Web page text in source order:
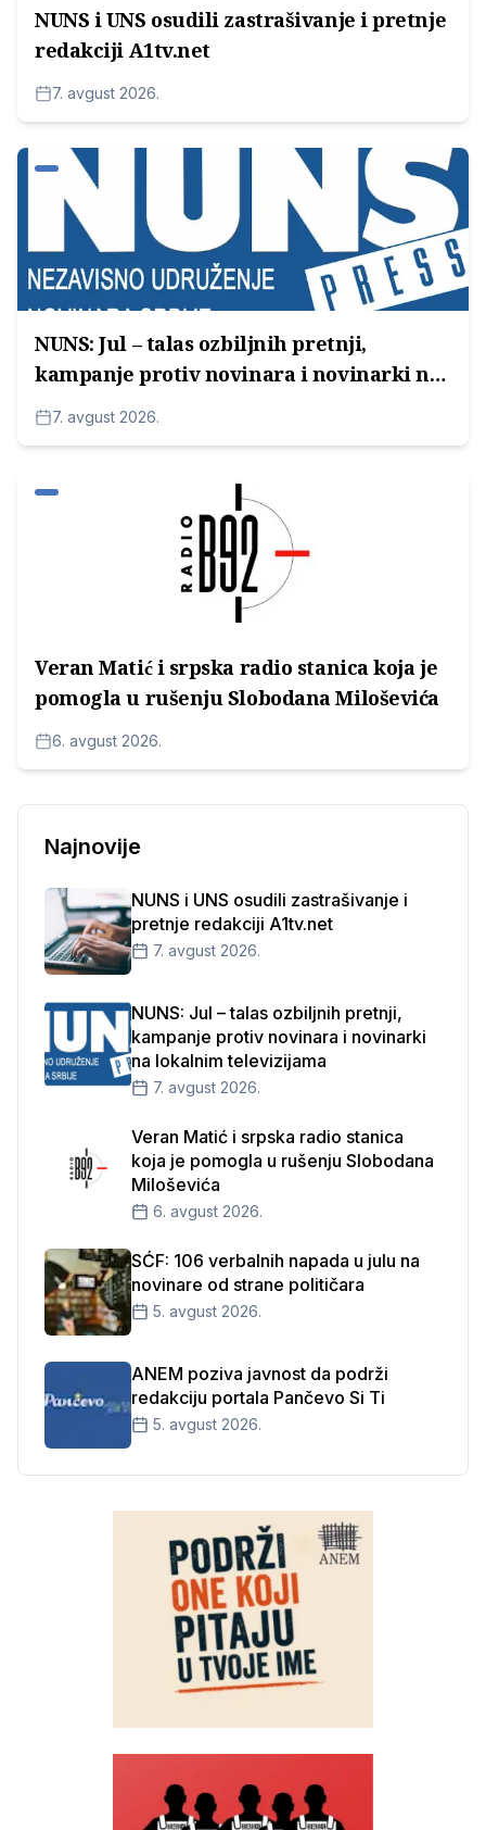
NUNS i UNS osudili zastrašivanje i pretnje
redakciji A1tv.net
7. avgust 2026.
NUNS: Jul – talas ozbiljnih pretnji,
kampanje protiv novinara i novinarki na
lokalnim televizijama
7. avgust 2026.
Veran Matić i srpska radio stanica koja je
pomogla u rušenju Slobodana Miloševića
6. avgust 2026.
Najnovije
NUNS i UNS osudili zastrašivanje i
pretnje redakciji A1tv.net
7. avgust 2026.
NUNS: Jul – talas ozbiljnih pretnji,
kampanje protiv novinara i novinarki
na lokalnim televizijama
7. avgust 2026.
Veran Matić i srpska radio stanica
koja je pomogla u rušenju Slobodana
Miloševića
6. avgust 2026.
SĆF: 106 verbalnih napada u julu na
novinare od strane političara
5. avgust 2026.
ANEM poziva javnost da podrži
redakciju portala Pančevo Si Ti
5. avgust 2026.